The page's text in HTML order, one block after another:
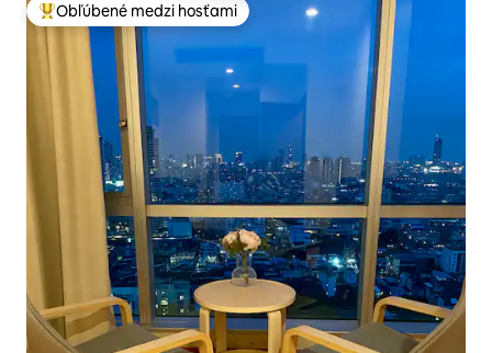
Najobľúbenejšie medzi hosťami
Obľúbené medzi hosťami